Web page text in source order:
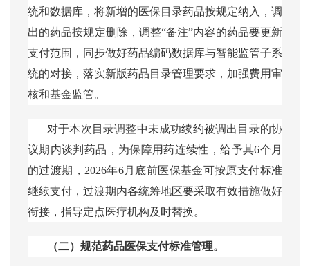
统和数据库，将新增的医保目录药品按规定纳入，调
出的药品按规定删除，调整“备注”内容的药品要更新
支付范围，同步做好药品编码数据库与智能监管子系
统的对接，落实新版药品目录管理要求，加强费用审
核和基金监管。
对于本次目录调整中未成功续约被调出目录的协
议期内谈判药品，为保障用药连续性，给予其6个月
的过渡期，2026年6月底前医保基金可按原支付标准
继续支付，过渡期内各统筹地区要采取有效措施做好
衔接，指导定点医疗机构及时替换。
（二）规范药品医保支付标准管理。